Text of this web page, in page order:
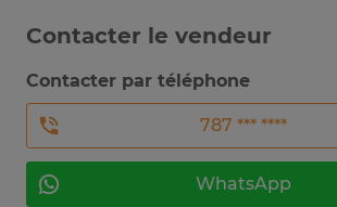
Contacter le vendeur
Contacter par téléphone
787 *** ****
WhatsApp